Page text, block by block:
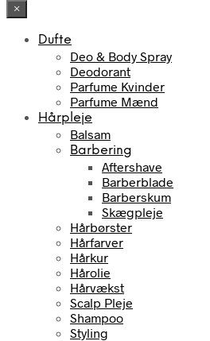
×
Dufte
Deo & Body Spray
Deodorant
Parfume Kvinder
Parfume Mænd
Hårpleje
Balsam
Barbering
Aftershave
Barberblade
Barberskum
Skægpleje
Hårbørster
Hårfarver
Hårkur
Hårolie
Hårvækst
Scalp Pleje
Shampoo
Styling